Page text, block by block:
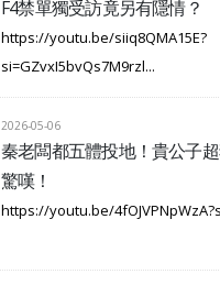
F4禁單獨受訪竟另有隱情？
https://youtu.be/siiq8QMA15E?
si=GZvxI5bvQs7M9rzl...
2026-05-06
秦老闆都五體投地！貴公子
驚嘆！
https://youtu.be/